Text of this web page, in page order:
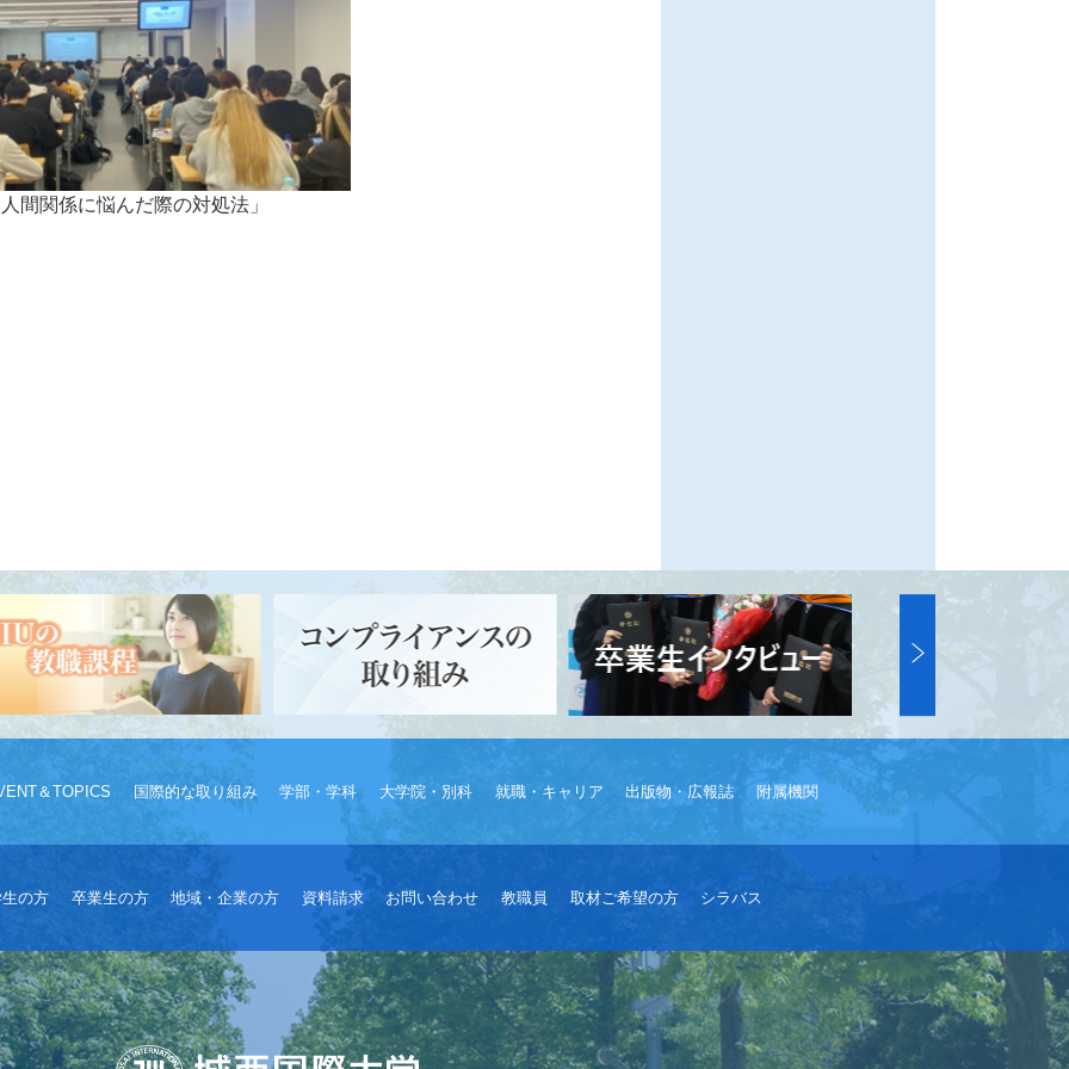
間関係に悩んだ際の対処法」
＆TOPICS 国際的な取り組み 学部・学科 大学院・別科 就職・キャリア 出版物・広報誌 附属機関
の方 卒業生の方 地域・企業の方 資料請求 お問い合わせ 教職員 取材ご希望の方 シラバス